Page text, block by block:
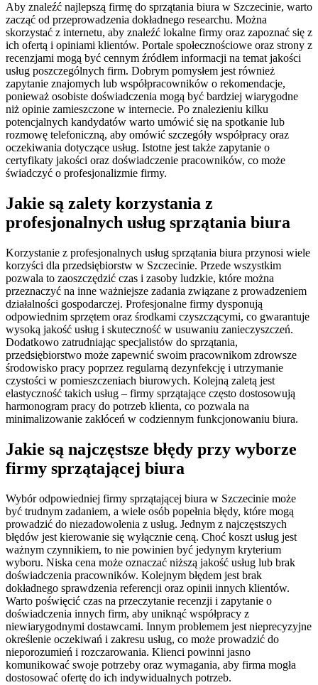
Aby znaleźć najlepszą firmę do sprzątania biura w Szczecinie, warto
zacząć od przeprowadzenia dokładnego researchu. Można
skorzystać z internetu, aby znaleźć lokalne firmy oraz zapoznać się z
ich ofertą i opiniami klientów. Portale społecznościowe oraz strony z
recenzjami mogą być cennym źródłem informacji na temat jakości
usług poszczególnych firm. Dobrym pomysłem jest również
zapytanie znajomych lub współpracowników o rekomendacje,
ponieważ osobiste doświadczenia mogą być bardziej wiarygodne
niż opinie zamieszczone w internecie. Po znalezieniu kilku
potencjalnych kandydatów warto umówić się na spotkanie lub
rozmowę telefoniczną, aby omówić szczegóły współpracy oraz
oczekiwania dotyczące usług. Istotne jest także zapytanie o
certyfikaty jakości oraz doświadczenie pracowników, co może
świadczyć o profesjonalizmie firmy.
Jakie są zalety korzystania z
profesjonalnych usług sprzątania biura
Korzystanie z profesjonalnych usług sprzątania biura przynosi wiele
korzyści dla przedsiębiorstw w Szczecinie. Przede wszystkim
pozwala to zaoszczędzić czas i zasoby ludzkie, które można
przeznaczyć na inne ważniejsze zadania związane z prowadzeniem
działalności gospodarczej. Profesjonalne firmy dysponują
odpowiednim sprzętem oraz środkami czyszczącymi, co gwarantuje
wysoką jakość usług i skuteczność w usuwaniu zanieczyszczeń.
Dodatkowo zatrudniając specjalistów do sprzątania,
przedsiębiorstwo może zapewnić swoim pracownikom zdrowsze
środowisko pracy poprzez regularną dezynfekcję i utrzymanie
czystości w pomieszczeniach biurowych. Kolejną zaletą jest
elastyczność takich usług – firmy sprzątające często dostosowują
harmonogram pracy do potrzeb klienta, co pozwala na
minimalizowanie zakłóceń w codziennym funkcjonowaniu biura.
Jakie są najczęstsze błędy przy wyborze
firmy sprzątającej biura
Wybór odpowiedniej firmy sprzątającej biura w Szczecinie może
być trudnym zadaniem, a wiele osób popełnia błędy, które mogą
prowadzić do niezadowolenia z usług. Jednym z najczęstszych
błędów jest kierowanie się wyłącznie ceną. Choć koszt usług jest
ważnym czynnikiem, to nie powinien być jedynym kryterium
wyboru. Niska cena może oznaczać niższą jakość usług lub brak
doświadczenia pracowników. Kolejnym błędem jest brak
dokładnego sprawdzenia referencji oraz opinii innych klientów.
Warto poświęcić czas na przeczytanie recenzji i zapytanie o
doświadczenia innych firm, aby uniknąć współpracy z
niewiarygodnymi dostawcami. Innym problemem jest nieprecyzyjne
określenie oczekiwań i zakresu usług, co może prowadzić do
nieporozumień i rozczarowania. Klienci powinni jasno
komunikować swoje potrzeby oraz wymagania, aby firma mogła
dostosować ofertę do ich indywidualnych potrzeb.